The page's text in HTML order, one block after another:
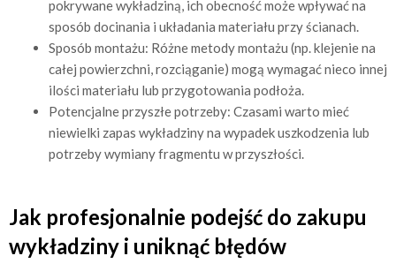
pokrywane wykładziną, ich obecność może wpływać na
sposób docinania i układania materiału przy ścianach.
Sposób montażu: Różne metody montażu (np. klejenie na
całej powierzchni, rozciąganie) mogą wymagać nieco innej
ilości materiału lub przygotowania podłoża.
Potencjalne przyszłe potrzeby: Czasami warto mieć
niewielki zapas wykładziny na wypadek uszkodzenia lub
potrzeby wymiany fragmentu w przyszłości.
Jak profesjonalnie podejść do zakupu
wykładziny i uniknąć błędów